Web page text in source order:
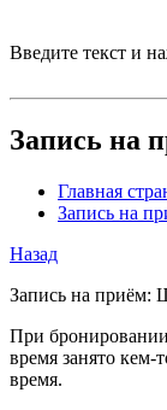
Введите текст и
Запись на
Главная
Запись на
Назад
Запись на приём:
При
время занято кем-
время.